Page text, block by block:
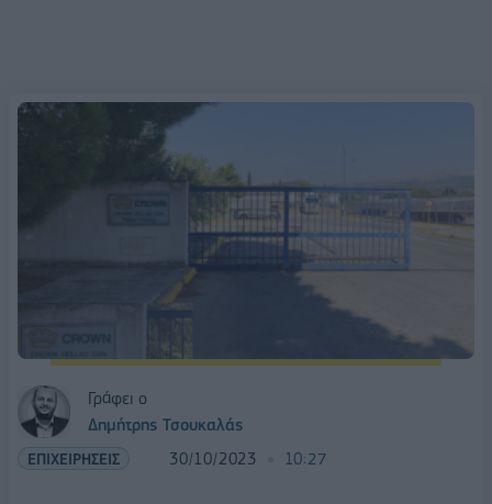
Γράφει ο
Δημήτρης Τσουκαλάς
ΕΠΙΧΕΙΡΗΣΕΙΣ 30/10/2023 10:27